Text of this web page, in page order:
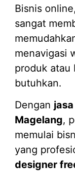
Bisnis
sangat
menavigasi
produk atau
butuhkan.
Dengan
Magelang,
memulai
yang
designer